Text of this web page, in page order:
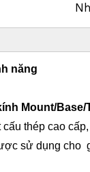
năng
Mount/Base/
cấu thép cao
sử dụng cho